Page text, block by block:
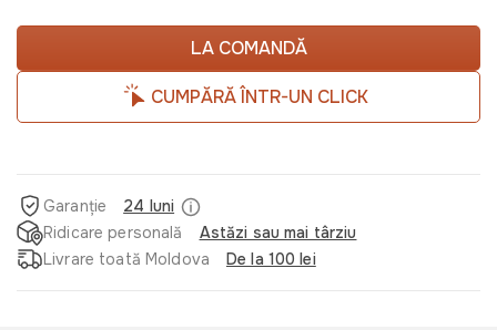
LA COMANDĂ
CUMPĂRĂ ÎNTR-UN CLICK
Garanție
24 luni
Ridicare personală
Astăzi sau mai târziu
Livrare toată Moldova
De la 100 lei